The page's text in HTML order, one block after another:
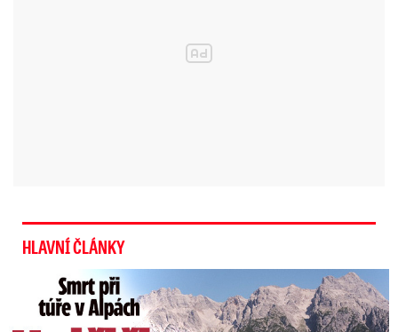
družku předali po vyvedení z hořícího objektu
HLAVNÍ ČLÁNKY
Smrt Češky v Alpách: Zemřela při túře s rodiči